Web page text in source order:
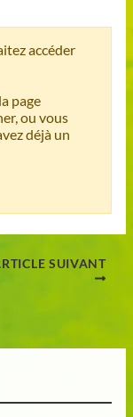
accéder
page
ou vous
déjà un
SUIVANT